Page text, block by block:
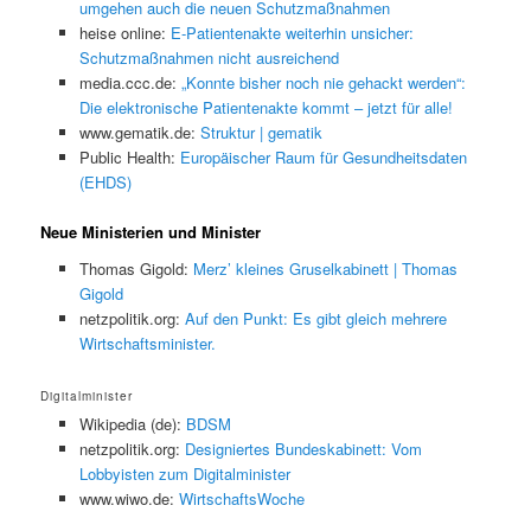
umgehen auch die neuen Schutzmaßnahmen
heise online: E-Patientenakte weiterhin unsicher:
Schutzmaßnahmen nicht ausreichend
media.ccc.de: „Konnte bisher noch nie gehackt werden“:
Die elektronische Patientenakte kommt – jetzt für alle!
www.gematik.de: Struktur | gematik
Public Health: Europäischer Raum für Gesundheitsdaten
(EHDS)
Neue Ministerien und Minister
Thomas Gigold: Merz’ kleines Gruselkabinett | Thomas
Gigold
netzpolitik.org: Auf den Punkt: Es gibt gleich mehrere
Wirtschaftsminister.
Digitalminister
Wikipedia (de): BDSM
netzpolitik.org: Designiertes Bundeskabinett: Vom
Lobbyisten zum Digitalminister
www.wiwo.de: WirtschaftsWoche